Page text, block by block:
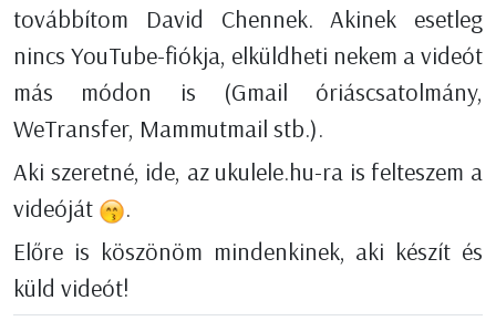
továbbítom David Chennek. Akinek esetleg
nincs YouTube-fiókja, elküldheti nekem a videót
más módon is (Gmail óriáscsatolmány,
WeTransfer, Mammutmail stb.).
Aki szeretné, ide, az ukulele.hu-ra is felteszem a
videóját
.
Előre is köszönöm mindenkinek, aki készít és
küld videót!